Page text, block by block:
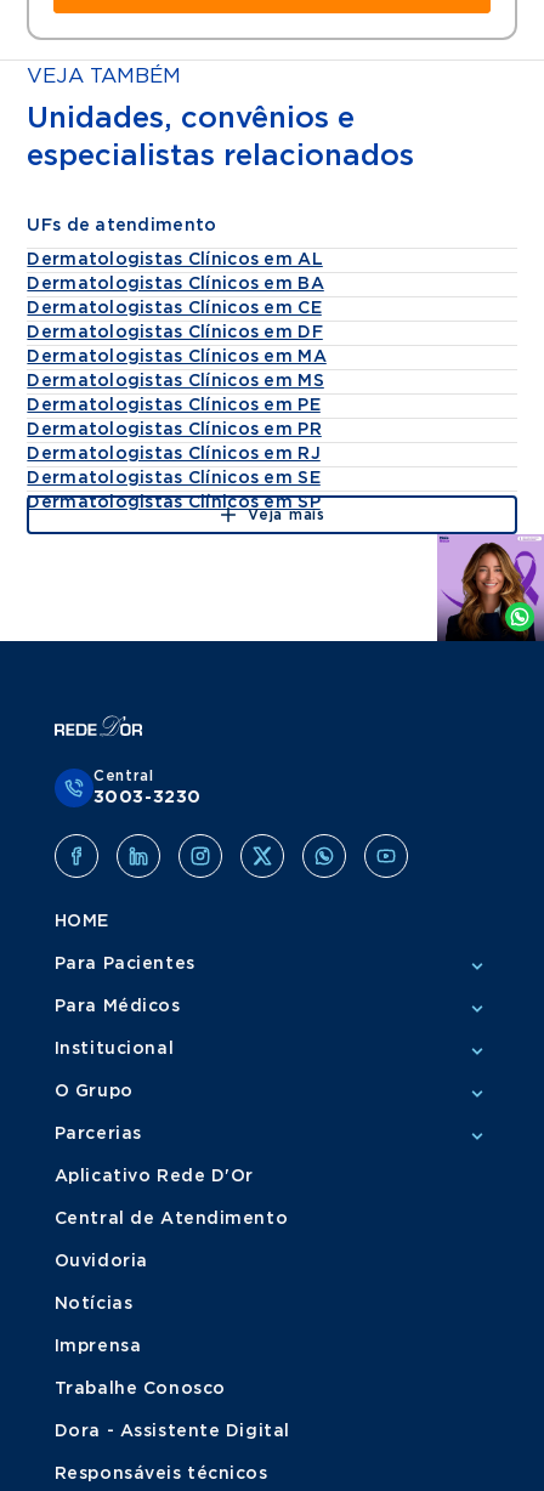
VEJA TAMBÉM
Unidades, convênios e
especialistas relacionados
UFs de atendimento
Dermatologistas Clínicos em AL
Dermatologistas Clínicos em BA
Dermatologistas Clínicos em CE
Dermatologistas Clínicos em DF
Dermatologistas Clínicos em MA
Dermatologistas Clínicos em MS
Dermatologistas Clínicos em PE
Dermatologistas Clínicos em PR
Dermatologistas Clínicos em RJ
Dermatologistas Clínicos em SE
Dermatologistas Clínicos em SP
Veja mais
Agende
Whatsapp
Central
3003-3230
HOME
Para Pacientes
Para Médicos
Institucional
O Grupo
Parcerias
Aplicativo Rede D'Or
Central de Atendimento
Ouvidoria
Notícias
Imprensa
Trabalhe Conosco
Dora - Assistente Digital
Responsáveis técnicos